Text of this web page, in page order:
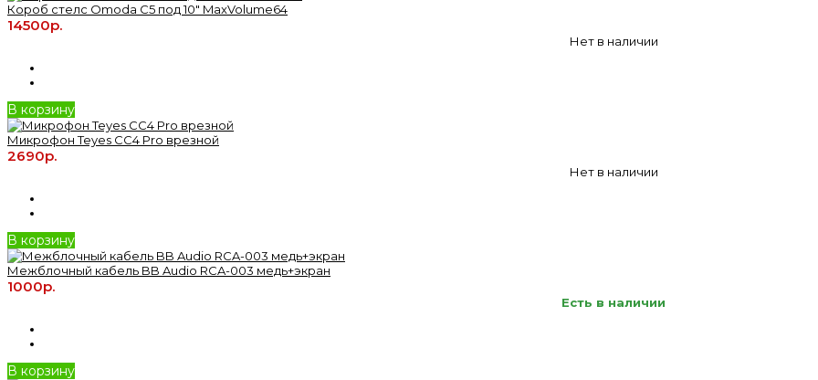
Короб стелс Omoda C5 под 10" MaxVolume64
14500р.
Нет в наличии
В корзину
Микрофон Teyes CC4 Pro врезной
2690р.
Нет в наличии
В корзину
Межблочный кабель BB Audio RCA-003 медь+экран
1000р.
Есть в наличии
В корзину